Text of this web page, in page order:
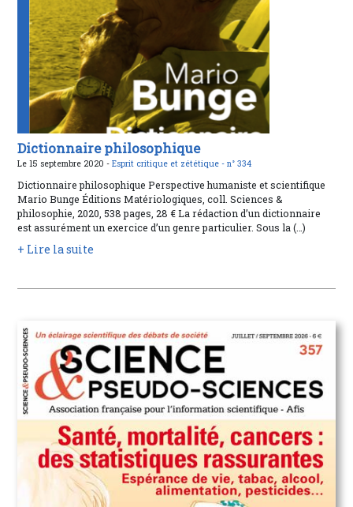
Dictionnaire philosophique
Le 15 septembre 2020 -Esprit critique et zététique -n° 334
Dictionnaire philosophique Perspective humaniste et scientifique
Mario Bunge Éditions Matériologiques, coll. Sciences &
philosophie, 2020, 538 pages, 28 € La rédaction d’un dictionnaire
est assurément un exercice d’un genre particulier. Sous la (…)
+ Lire la suite